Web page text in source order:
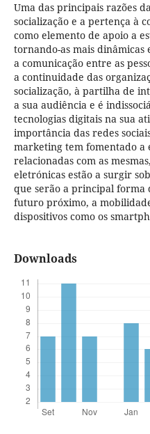
Uma das principais razões
socialização e a pertença à
como elemento de apoio a
tornando-as mais
a comunicação entre as
a continuidade das
socialização, à partilha de
a sua audiência e é
tecnologias digitais na sua
importância das redes
marketing tem fomentado a
relacionadas com as
eletrónicas estão a surgir
que serão a principal forma
futuro próximo, a
dispositivos como os
Downloads